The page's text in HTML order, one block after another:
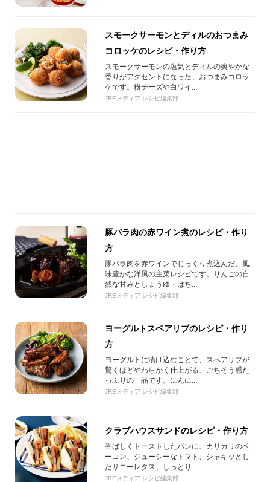
スモークサーモンとディルのおつまみ
コロッケのレシピ・作り方
スモークサーモンの塩気とディルの爽やかな
香りがアクセントになった、おつまみコロッ
ケです。粉チーズや白ワイ...
JREメディア レシピ編集部
豚バラ肉の赤ワイン煮のレシピ・作り
方
豚バラ肉を赤ワインでじっくり煮込んだ、風
味豊かな洋風の主菜レシピです。りんごの自
然な甘みとしょうゆ・はち...
JREメディア レシピ編集部
ヨーグルトスペアリブのレシピ・作り
方
ヨーグルトに漬け込むことで、スペアリブが
驚くほどやわらかく仕上がる、ごちそう感た
っぷりの一品です。にんに...
JREメディア レシピ編集部
クラブハウスサンドのレシピ・作り方
香ばしくトーストしたパンに、カリカリのベ
ーコン、ジューシーなトマト、シャキッとし
たサニーレタス、しっとり...
JREメディア レシピ編集部